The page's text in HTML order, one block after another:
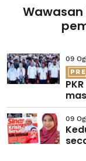
09
09